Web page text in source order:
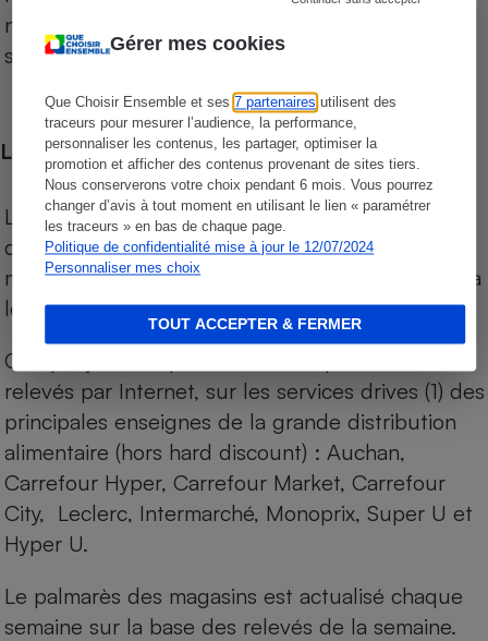
Gérer mes cookies
Que Choisir Ensemble et ses7 partenaires utilisent des
traceurs pour mesurer l’audience, la performance,
personnaliser les contenus, les partager, optimiser la
promotion et afficher des contenus provenant de sites tiers.
Nous conserverons votre choix pendant 6 mois. Vous pourrez
changer d’avis à tout moment en utilisant le lien « paramétrer
les traceurs » en bas de chaque page.
Politique de confidentialité mise à jour le 12/07/2024
Personnaliser mes choix
TOUT ACCEPTER & FERMER
niveau de prix des supermarchés, géolocalisés
sur le territoire français.
Les comparaisons de prix
Les comparaisons sont réalisées sur l’ensemble
des produits des magasins. Les produits de
marques de distributeurs (MDD) sont comparés à
leurs équivalents chez leurs concurrents.
Chaque jour, les prix de tous les produits sont
relevés par Internet, sur les services drives (1) des
principales enseignes de la grande distribution
alimentaire (hors hard discount) : Auchan,
Carrefour Hyper, Carrefour Market, Carrefour
City, Leclerc, Intermarché, Monoprix, Super U et
Hyper U.
Le palmarès des magasins est actualisé chaque
semaine sur la base des relevés de la semaine.